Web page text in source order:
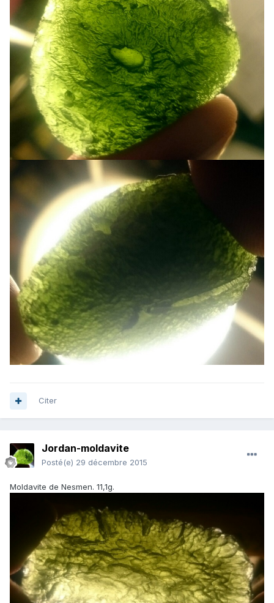
Citer
Jordan-moldavite
Posté(e) 29 décembre 2015
Moldavite de Nesmen. 11,1g.